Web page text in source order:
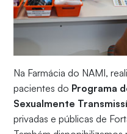
Na Farmácia do NAMI,
pacientes do Programa
Sexualmente
privadas e públicas de